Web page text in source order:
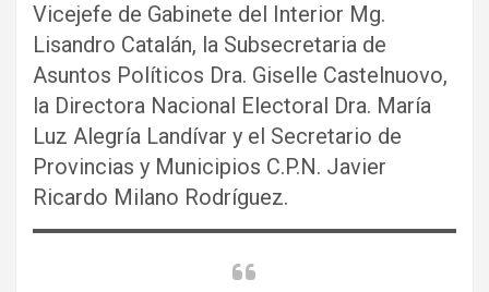
Vicejefe de Gabinete del Interior Mg.
Lisandro Catalán, la Subsecretaria de
Asuntos Políticos Dra. Giselle Castelnuovo,
la Directora Nacional Electoral Dra. María
Luz Alegría Landívar y el Secretario de
Provincias y Municipios C.P.N. Javier
Ricardo Milano Rodríguez.